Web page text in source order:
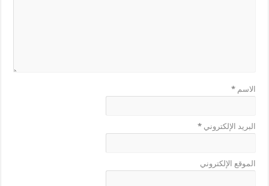
الاسم*
البريد الإلكتروني*
الموقع الإلكتروني